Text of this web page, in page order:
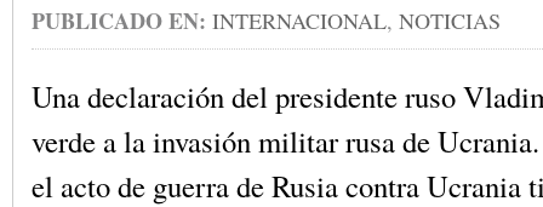
PUBLICADO EN: INTERNACIONAL, NOTICIAS
Una declaración del presidente ruso
verde a la invasión militar rusa de
el acto de guerra de Rusia contra Ucrania